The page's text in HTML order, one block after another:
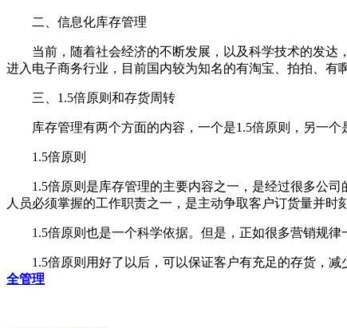
二、信息化库存管理
当前，随着社会经济的不断发展，以及科学技术的发达
进入电子商务行业，目前国内较为知名的有淘宝、拍拍、有
三、1.5倍原则和存货周转
库存管理有两个方面的内容，一个是1.5倍原则，另一个
1.5倍原则
1.5倍原则是库存管理的主要内容之一，是经过很多公司
人员必须掌握的工作职责之一，是主动争取客户订货量并
1.5倍原则也是一个科学依据。但是，正如很多营销规律
1.5倍原则用好了以后，可以保证客户有充足的存货，减
全管理